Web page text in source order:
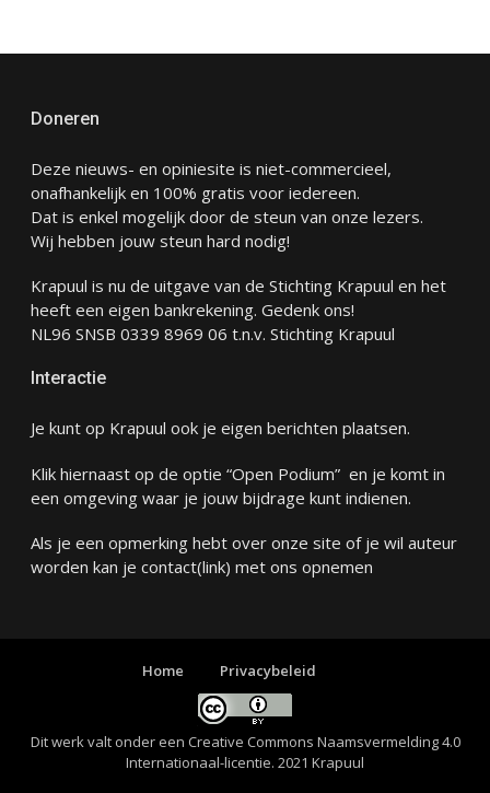
Doneren
Deze nieuws- en opiniesite is niet-commercieel,
onafhankelijk en 100% gratis voor iedereen.
Dat is enkel mogelijk door de steun van onze lezers.
Wij hebben jouw steun hard nodig!
Krapuul is nu de uitgave van de Stichting Krapuul en het
heeft een eigen bankrekening. Gedenk ons!
NL96 SNSB 0339 8969 06 t.n.v. Stichting Krapuul
Interactie
Je kunt op Krapuul ook je eigen berichten plaatsen.
Klik hiernaast op de optie “Open Podium” en je komt in
een omgeving waar je jouw bijdrage kunt indienen.
Als je een opmerking hebt over onze site of je wil auteur
worden kan je contact(link) met ons opnemen
Home Privacybeleid
Dit werk valt onder een Creative Commons Naamsvermelding 4.0
Internationaal-licentie. 2021 Krapuul